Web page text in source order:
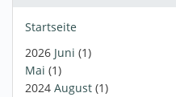
Startseite
2026 Juni (1)
Mai (1)
2024 August (1)